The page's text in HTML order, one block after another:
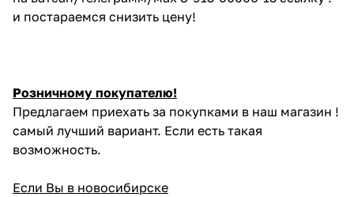
и постараемся снизить цену!
Розничному покупателю!
Предлагаем приехать за покупками в наш магазин !
самый лучший вариант. Если есть такая
возможность.
Если Вы в новосибирске